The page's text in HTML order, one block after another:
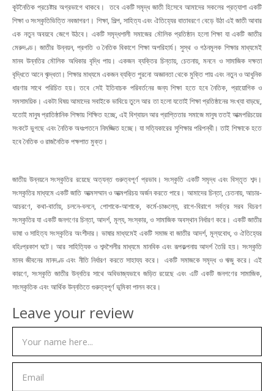
কূটনৈতিক প্রচেষ্টার অগ্রভাগে থাকবে। তবে একটি সমৃদ্ধ জাতী হিসেবে আমাদের সকলের প্রত্যাশা একটি
শিক্ষা ও সংস্কৃতিভিত্তি নবজাগরণ। শিক্ষা, শিল্প, সাহিত্য এবং ঐতিহ্যের বাতাবরণে বেড়ে উঠা এই জাতী আবার
এক নতুন অবয়বে জেগে উঠবে। একটি সমৃদ্ধশালী সমাজের মৌলিক প্রতিষ্ঠান হলো শিক্ষা যা একটি জাতীর
মেরুদণ্ড। জাতীর উন্নয়ন, প্রগতি ও নৈতিক বিকাশে শিক্ষা অপরিহার্য। সুস্থ ও গঠনমূলক শিক্ষার মাধ্যমেই
মানব উন্নতির মৌলিক অধিকার বৃদ্ধি পায়। একজন ব্যক্তির চিন্তায়, চেতনায়, মননে ও সামাজিক দক্ষতা
বৃদ্ধিতে আনে ৠদ্ধতা। শিক্ষার মাধ্যমে একজন ব্যক্তি পুরনো অজ্ঞানতা থেকে মুক্তি পায় এবং নতুন ও আধুনিক
ধারণার সাথে পরিচিত হয়। তবে সেই ইতিবাচক পরিবর্তনের জন্য শিক্ষা হতে হবে নৈতিক, প্রায়োগিক ও
সমসাময়িক। একটা বিষয় আমাদের সবাইকে ভাবিয়ে তুলে আর তা হলো যতোই শিক্ষা প্রতিষ্ঠানের সংখ্যা বাড়ছে,
যতোই মানুষ প্রাতিষ্ঠানিক শিক্ষায় শিক্ষিত হচ্ছে, এই বিশ্বায়ন আর প্রাপ্তিতার সমাজে মানুষ ততই আত্মপরিচয়ের
সংকটে ভুগছে এবং নৈতিক অধঃপতনে নিমজ্জিত হচ্ছে। যা সত্যিকারের সুশিক্ষার পরিপন্থী। তাই শিক্ষাকে হতে
হবে নৈতিক ও রাজনৈতিক পক্ষপাত মুক্ত।
জাতীয় উন্নয়নে সংস্কৃতির রয়েছে অত্যন্ত গুরুত্বপূর্ণ প্রভাব। সংস্কৃতি একটি সমৃদ্ধ এবং বিস্তৃত শব্দ।
সংস্কৃতির মাধ্যমে একটি জাতি আত্মসম্মান ও আত্মপরিচয় অর্জন করতে পারে। আমাদের চিন্তা, চেতনায়, আচার-
আচরণে, কথা-বার্তায়, চলনে-বলনে, পোশাকে-আশাকে, কর্মে-চাঞ্চল্যে, রাগে-বিরাগে সর্বত্র সরব বিচরণ
সংস্কৃতির যা একটি জনগণের চিন্তা, আদর্শ, মূল্য, সংস্কার, ও সামাজিক অবস্থান নির্ধারণ করে। একটি জাতীর
ভাষা ও সাহিত্য সংস্কৃতির অংশীদার। ভাষার মাধ্যমেই একটি সমাজ বা জাতীর আদর্শ, মূল্যবোধ, ও ঐতিহ্যের
বহিঃপ্রকাশ ঘটে। আর সাহিত্যিক ও শব্দশৈলীর মাধ্যমে মানবিক এবং রূপকল্পনায় আদর্শ তৈরি হয়। সংস্কৃতি
মানব জীবনের মানদণ্ড এবং নীতি নির্ধারণ করতে সাহায্য করে। একটি সমাজকে সমৃদ্ধ ও ঋজু করে। এই
কারণে, সংস্কৃতি জাতীর উন্নতির সাথে অবিভাজ্যভাবে জড়িত রয়েছে এবং এটি একটি জনগণের সামাজিক,
সাংস্কৃতিক এবং আর্থিক উন্নতিতে গুরুত্বপূর্ণ ভূমিকা পালন করে।
Leave your review